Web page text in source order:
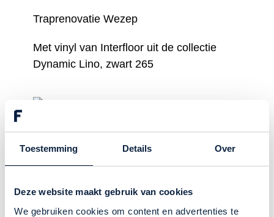
Toestemming Details Over
Deze website maakt gebruik van cookies
We gebruiken cookies om content en advertenties te
Traprenovatie Wezep
Met vinyl van Interfloor uit de collectie
Dynamic Lino, zwart 265
Traprenovatie Raalte